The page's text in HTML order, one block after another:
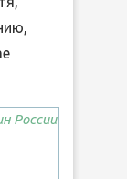
России